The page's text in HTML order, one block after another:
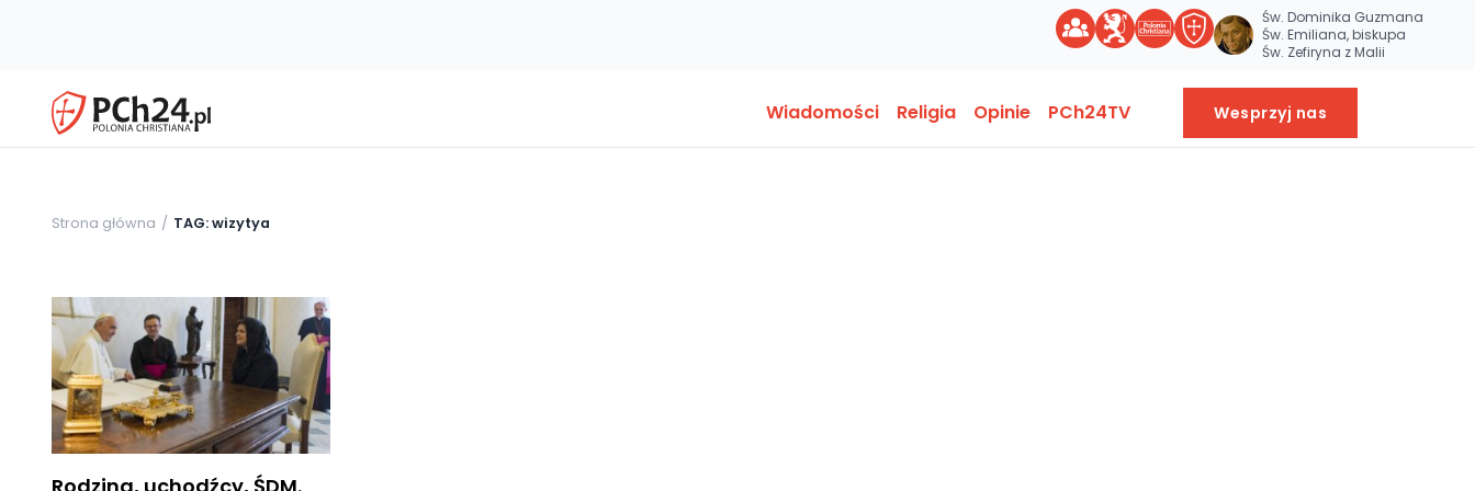
Św. Dominika Guzmana
Św. Emiliana, biskupa
Św. Zefiryna z Malii
Wiadomości Religia Opinie PCh24TV Wesprzyj nas
Strona główna TAG: wizytya